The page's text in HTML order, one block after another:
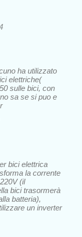
ha utilizzato
elettriche(
sulle bici, con
sa se si puo e
bici elettrica
la corrente
(il
bici trasormerà
batteria),
un inverter